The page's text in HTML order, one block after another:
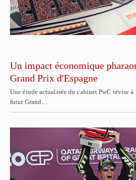
Un impact économique
Grand Prix d'Espagne
Une étude actualisée du cabinet PwC révise à
futur Grand…